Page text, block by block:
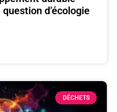
question d’écologie
DÉCHETS